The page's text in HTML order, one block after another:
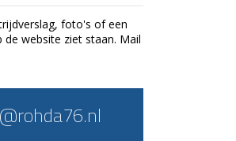
foto's of een
website ziet staan. Mail